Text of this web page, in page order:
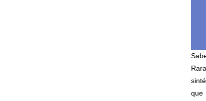
que